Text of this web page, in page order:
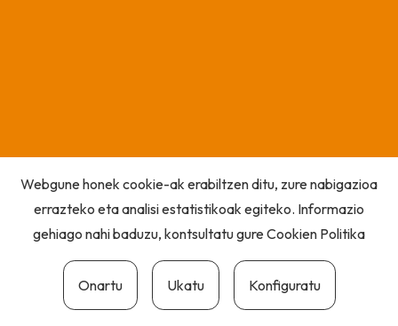
Webgune honek cookie-ak erabiltzen ditu, zure nabigazioa
errazteko eta analisi estatistikoak egiteko. Informazio
gehiago nahi baduzu, kontsultatu gureCookien Politika
Onartu Ukatu Konfiguratu